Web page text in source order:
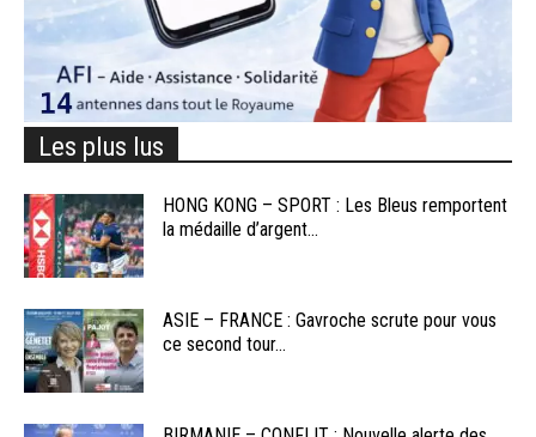
Les plus lus
HONG KONG – SPORT : Les Bleus remportent
la médaille d’argent...
ASIE – FRANCE : Gavroche scrute pour vous
ce second tour...